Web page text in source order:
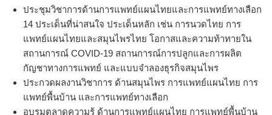
ประชุมวิชาการด้านการแพทย์แผนไทยและการแพทย์ทางเลือก
14 ประเด็นที่น่าสนใจ ประเด็นหลัก เช่น การนวดไทย การ
แพทย์แผนไทยและสมุนไพรไทย โอกาสและความท้าทายใน
สถานการณ์ COVID-19 สถานการณ์การปลูกและการผลิต
กัญชาทางการแพทย์ และแบบจำลองธุรกิจสมุนไพร
ประกวดผลงานวิชาการ ด้านสมุนไพร การแพทย์แผนไทย การ
แพทย์พื้นบ้าน และการแพทย์ทางเลือก
อบรมตลาดความรู้ ด้านการแพทย์แผนไทย การแพทย์พื้นบ้าน